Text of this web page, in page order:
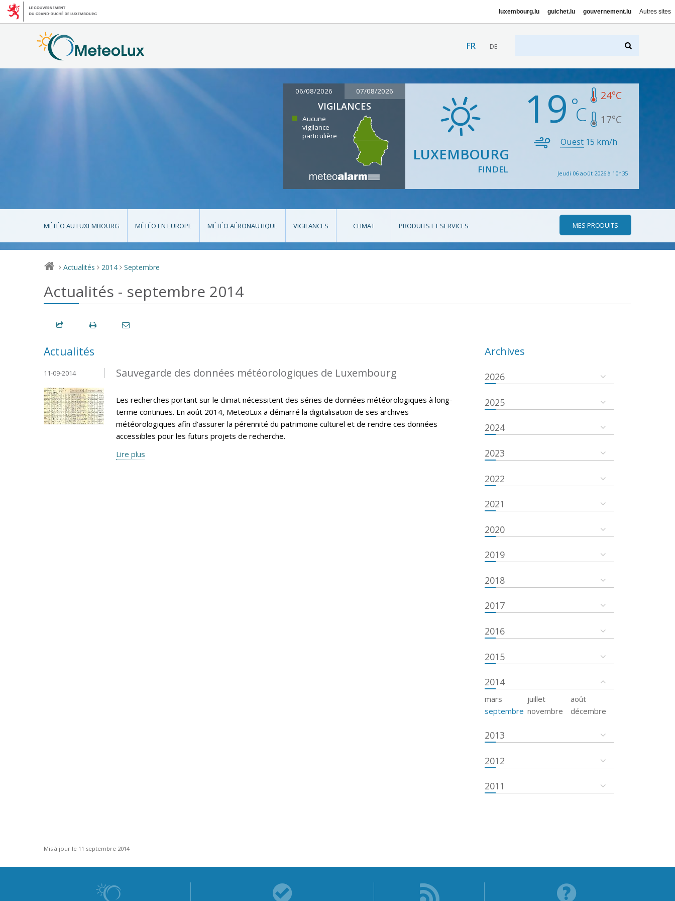
luxembourg.lu guichet.lu gouvernement.lu Autres sites
FR DE
06/08/2026 07/08/2026
VIGILANCES
Aucune
vigilance
particulière
LUXEMBOURG
FINDEL
19 24°C
17°C
Ouest 15 km/h
Jeudi 06 août 2026 à 10h35
MÉTÉO AU LUXEMBOURG MÉTÉO EN EUROPE MÉTÉO AÉRONAUTIQUE VIGILANCES CLIMAT PRODUITS ET SERVICES MES PRODUITS
> Actualités > 2014 > Septembre
Actualités - septembre 2014
Actualités
Sauvegarde des données météorologiques de Luxembourg
11-09-2014
Les recherches portant sur le climat nécessitent des séries de données météorologiques à long-
terme continues. En août 2014, MeteoLux a démarré la digitalisation de ses archives
météorologiques afin d’assurer la pérennité du patrimoine culturel et de rendre ces données
accessibles pour les futurs projets de recherche.
Lire plus
Archives
2026
2025
2024
2023
2022
2021
2020
2019
2018
2017
2016
2015
2014
mars juillet
août
septembre novembre décembre
2013
2012
2011
Mis à jour le 11 septembre 2014